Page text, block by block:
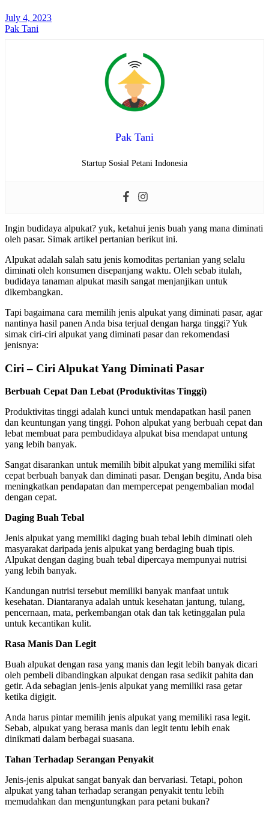
July 4, 2023
Pak Tani
Pak Tani
Startup Sosial Petani Indonesia
Ingin budidaya alpukat? yuk, ketahui jenis buah yang mana diminati
oleh pasar. Simak artikel pertanian berikut ini.
Alpukat adalah salah satu jenis komoditas pertanian yang selalu
diminati oleh konsumen disepanjang waktu. Oleh sebab itulah,
budidaya tanaman alpukat masih sangat menjanjikan untuk
dikembangkan.
Tapi bagaimana cara memilih jenis alpukat yang diminati pasar, agar
nantinya hasil panen Anda bisa terjual dengan harga tinggi? Yuk
simak ciri-ciri alpukat yang diminati pasar dan rekomendasi
jenisnya:
Ciri – Ciri Alpukat Yang Diminati Pasar
Berbuah Cepat Dan Lebat (Produktivitas Tinggi)
Produktivitas tinggi adalah kunci untuk mendapatkan hasil panen
dan keuntungan yang tinggi. Pohon alpukat yang berbuah cepat dan
lebat membuat para pembudidaya alpukat bisa mendapat untung
yang lebih banyak.
Sangat disarankan untuk memilih bibit alpukat yang memiliki sifat
cepat berbuah banyak dan diminati pasar. Dengan begitu, Anda bisa
meningkatkan pendapatan dan mempercepat pengembalian modal
dengan cepat.
Daging Buah Tebal
Jenis alpukat yang memiliki daging buah tebal lebih diminati oleh
masyarakat daripada jenis alpukat yang berdaging buah tipis.
Alpukat dengan daging buah tebal dipercaya mempunyai nutrisi
yang lebih banyak.
Kandungan nutrisi tersebut memiliki banyak manfaat untuk
kesehatan. Diantaranya adalah untuk kesehatan jantung, tulang,
pencernaan, mata, perkembangan otak dan tak ketinggalan pula
untuk kecantikan kulit.
Rasa Manis Dan Legit
Buah alpukat dengan rasa yang manis dan legit lebih banyak dicari
oleh pembeli dibandingkan alpukat dengan rasa sedikit pahita dan
getir. Ada sebagian jenis-jenis alpukat yang memiliki rasa getar
ketika digigit.
Anda harus pintar memilih jenis alpukat yang memiliki rasa legit.
Sebab, alpukat yang berasa manis dan legit tentu lebih enak
dinikmati dalam berbagai suasana.
Tahan Terhadap Serangan Penyakit
Jenis-jenis alpukat sangat banyak dan bervariasi. Tetapi, pohon
alpukat yang tahan terhadap serangan penyakit tentu lebih
memudahkan dan menguntungkan para petani bukan?